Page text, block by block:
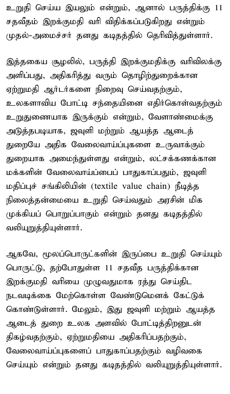
உறுதி செய்ய இயலும் என்றும், ஆனால் பருத்திக்கு 11
சதவீதம் இறக்குமதி வரி விதிக்கப்படுகிறது என்றும்
முதல்-அமைச்சர் தனது கடிதத்தில் தெரிவித்துள்ளார்.
இத்தகைய சூழலில், பருத்தி இறக்குமதிக்கு வரிவிலக்கு
அளிப்பது, அதிகரித்து வரும் தொழிற்துறைக்கான
ஏற்றுமதி ஆர்டர்களை நிறைவு செய்வதற்கும்,
உலகளாவிய போட்டி சந்தையினை எதிர்கொள்வதற்கும்
உறுதுணையாக இருக்கும் என்றும், வேளாண்மைக்கு
அடுத்தபடியாக, ஜவுளி மற்றும் ஆயத்த ஆடைத்
துறையே அதிக வேலைவாய்ப்புகளை உருவாக்கும்
துறையாக அமைந்துள்ளது என்றும், லட்சக்கணக்கான
மக்களின் வேலைவாய்ப்பைப் பாதுகாப்பதும், ஜவுளி
மதிப்புச் சங்கிலியின் (textile value chain) நீடித்த
நிலைத்தன்மையை உறுதி செய்வதும் அரசின் மிக
முக்கியப் பொறுப்பாகும் என்றும் தனது கடிதத்தில்
வலியுறுத்தியுள்ளார்.
ஆகவே, மூலப்பொருட்களின் இருப்பை உறுதி செய்யும்
பொருட்டு, தற்போதுள்ள 11 சதவீத பருத்திக்கான
இறக்குமதி வரியை முழுவதுமாக ரத்து செய்திட
நடவடிக்கை மேற்கொள்ள வேண்டுமெனக் கேட்டுக்
கொண்டுள்ளார். மேலும், இது ஜவுளி மற்றும் ஆயத்த
ஆடைத் துறை உலக அளவில் போட்டித்திறனுடன்
திகழ்வதற்கும், ஏற்றுமதியை அதிகரிப்பதற்கும்,
வேலைவாய்ப்புகளைப் பாதுகாப்பதற்கும் வழிவகை
செய்யும் என்றும் தனது கடிதத்தில் வலியுறுத்தியுள்ளார்.